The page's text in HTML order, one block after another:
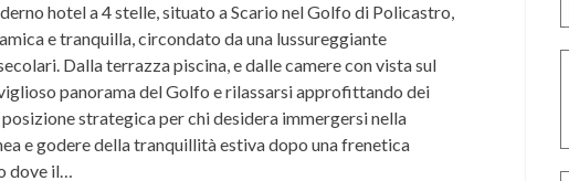
hotel a 4 stelle, situato a Scario nel Golfo di Policastro,
e tranquilla, circondato da una lussureggiante
Dalla terrazza piscina, e dalle camere con vista sul
panorama del Golfo e rilassarsi approfittando dei
strategica per chi desidera immergersi nella
e godere della tranquillità estiva dopo una frenetica
dove il…